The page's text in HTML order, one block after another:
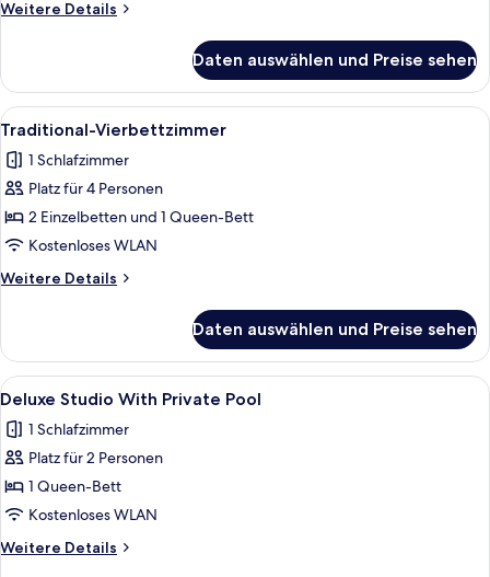
Jacuzzi
Weitere Details
Weitere
Double
With
Outdoor
Jacuzzi
Daten auswählen und Preise sehen
Alle
Fotos
für
Traditional-
Vierbettzimmer
anzeigen
Ein schlichter Raum mit weißen
4
Traditional-Vierbettzimmer
1 Schlafzimmer
Platz für 4 Personen
2 Einzelbetten und 1 Queen-Bett
Kostenloses WLAN
Weitere Details
Weitere
Vierbettzimmer
Daten auswählen und Preise sehen
Alle
Fotos
für
Deluxe
Studio
With
Private
Pool
Ein modernes Hotelzimmer mit
9
Deluxe Studio With Private Pool
1 Schlafzimmer
Platz für 2 Personen
1 Queen-Bett
Kostenloses WLAN
Weitere Details
Weitere